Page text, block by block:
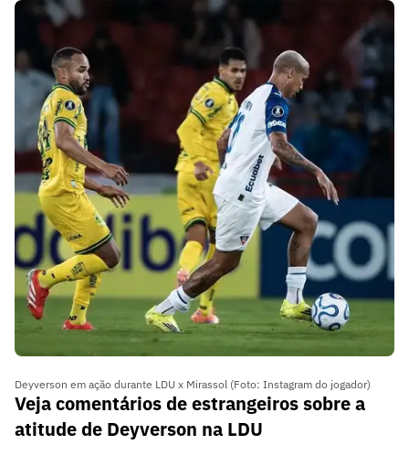
Deyverson em ação durante LDU x Mirassol (Foto: Instagram do jogador)
Veja comentários de estrangeiros sobre a
atitude de Deyverson na LDU